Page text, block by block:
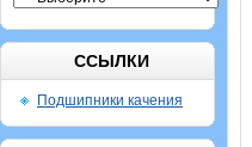
ССЫЛКИ
Подшипники качения